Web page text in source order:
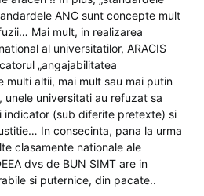
ANC sunt concepte mult
Mai mult, in realizarea
al universitatilor, ARACIS
„angajabilitatea
multi altii, mai mult sau mai putin
unele universitati au refuzat sa
indicator (sub diferite pretexte) si
In consecinta, pana la urma
clasamente nationale ale
dvs de BUN SIMT are in
si puternice, din pacate..